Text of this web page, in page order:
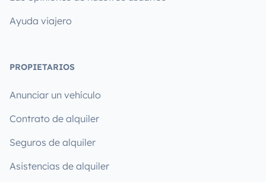
Ayuda viajero
PROPIETARIOS
Anunciar un vehículo
Contrato de alquiler
Seguros de alquiler
Asistencias de alquiler